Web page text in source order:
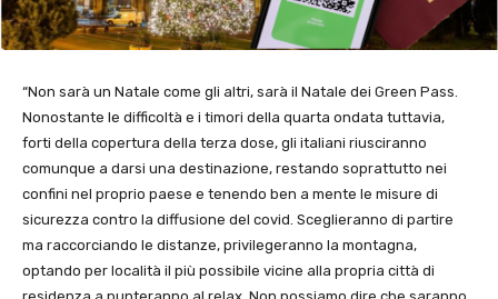
“Non sarà un Natale come gli altri, sarà il Natale dei Green Pass.
Nonostante le difficoltà e i timori della quarta ondata tuttavia,
forti della copertura della terza dose, gli italiani riusciranno
comunque a darsi una destinazione, restando soprattutto nei
confini nel proprio paese e tenendo ben a mente le misure di
sicurezza contro la diffusione del covid. Sceglieranno di partire
ma raccorciando le distanze, privilegeranno la montagna,
optando per località il più possibile vicine alla propria città di